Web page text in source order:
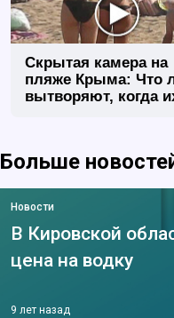
Скрытая камера на
пляже Крыма: Что
вытворяют, когда
Больше
Новости
В Кировской
цена на водку
9 лет назад